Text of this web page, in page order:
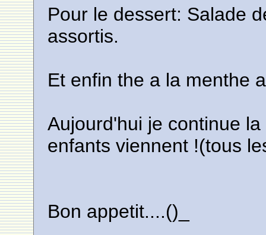
Pour le dessert: Salade
assortis.
Et enfin the a la menthe
Aujourd'hui je continue
enfants viennent !(tous
Bon appetit....()_